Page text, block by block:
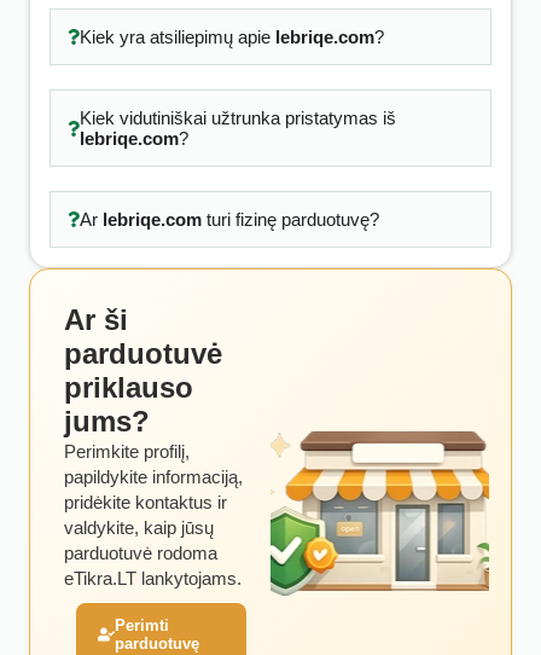
Kiek yra atsiliepimų apie lebriqe.com?
Kiek vidutiniškai užtrunka pristatymas iš
lebriqe.com?
Ar lebriqe.comturi fizinę parduotuvę?
Ar ši
parduotuvė
priklauso
jums?
Perimkite profilį,
papildykite informaciją,
pridėkite kontaktus ir
valdykite, kaip jūsų
parduotuvė rodoma
eTikra.LT lankytojams.
Perimti
parduotuvę